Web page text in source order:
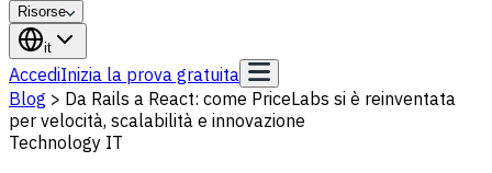
Risorse
it
AccediInizia la prova gratuita
Blog > Da Rails a React: come PriceLabs si è reinventata
per velocità, scalabilità e innovazione
Technology IT